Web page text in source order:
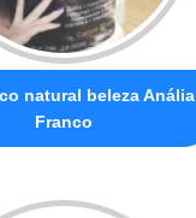
natural beleza Anália
Franco